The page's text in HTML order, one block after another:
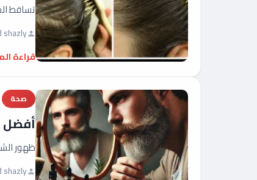
تساقط
shazly
قراءة
صحة
أفضل
ظهور
shazly